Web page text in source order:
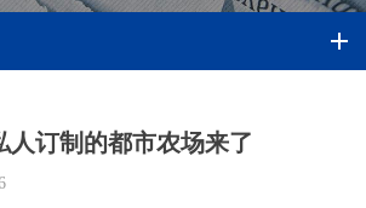
人订制的都市农场来了